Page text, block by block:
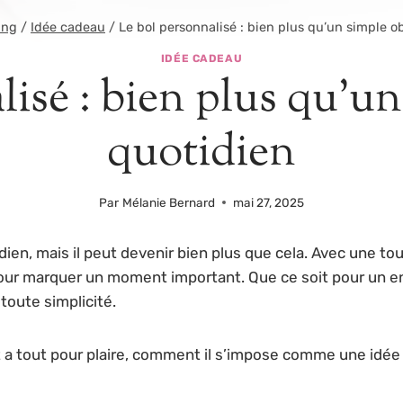
/ Idée cadeau / Le bol personnalisé : bien plus qu’un simple
IDÉE CADEAU
: bien plus
quotidien
Par Mélanie Bernard mai 27, 2025
mais il peut devenir bien plus que cela. Avec une
marquer un moment important. Que ce soit pour un
simplicité.
tout pour plaire, comment il s’impose comme une